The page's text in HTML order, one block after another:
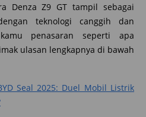
Denza Z9 GT tampil sebagai
teknologi canggih dan
penasaran seperti apa
ulasan lengkapnya di bawah
Seal 2025: Duel Mobil Listrik